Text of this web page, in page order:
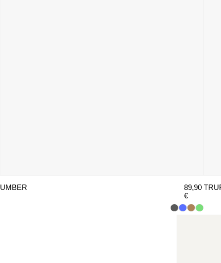
UMBER
89,90
€